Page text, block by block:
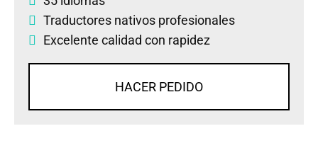
Traductores nativos profesionales
Excelente calidad con rapidez
HACER PEDIDO